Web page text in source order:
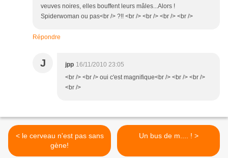
veuves noires, elles bouffent leurs mâles...Alors !
Spiderwoman ou pas<br /> ?!! <br /> <br /> <br /> <br />
Répondre
J jpp 16/11/2010 23:05
<br /> <br /> oui c'est magnifique<br /> <br /> <br />
<br />
< le cerveau n'est pas sans
gène!
Un bus de m.... ! >